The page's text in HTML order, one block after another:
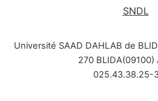
SNDL
Université SAAD DAHLAB de
270 BLIDA(09100)